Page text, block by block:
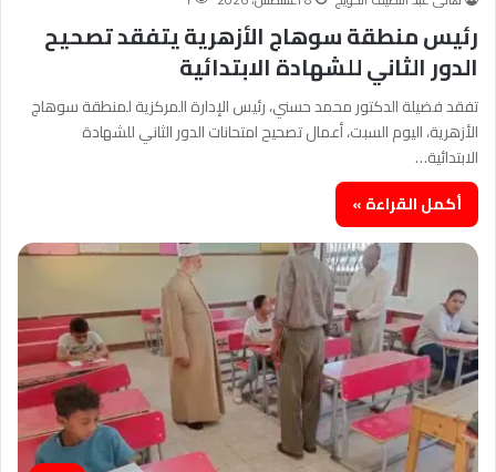
رئيس منطقة سوهاج الأزهرية يتفقد تصحيح
الدور الثاني للشهادة الابتدائية
تفقد فضيلة الدكتور محمد حسني، رئيس الإدارة المركزية لمنطقة سوهاج
الأزهرية، اليوم السبت، أعمال تصحيح امتحانات الدور الثاني للشهادة
الابتدائية…
أكمل القراءة »